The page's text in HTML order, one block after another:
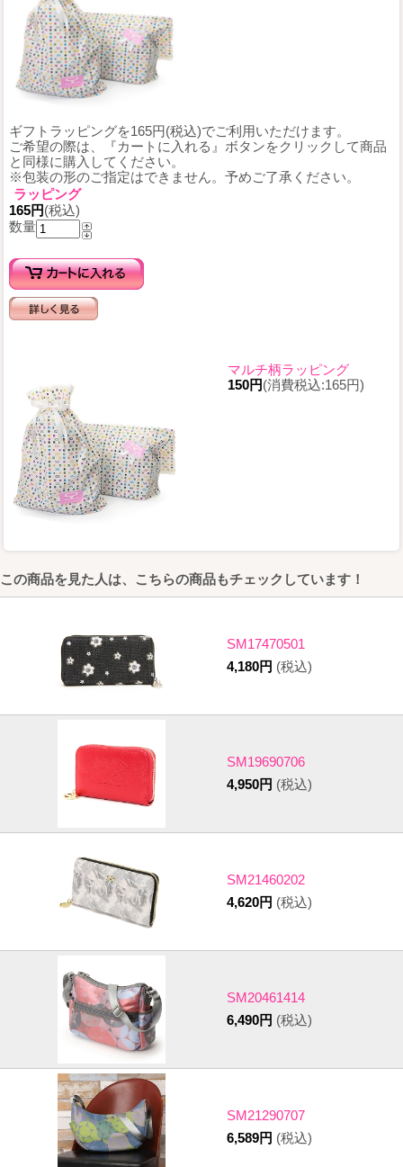
ギフトラッピングを165円(税込)でご利用いただけます。
ご希望の際は、『カートに入れる』ボタンをクリックして商品
と同様に購入してください。
※包装の形のご指定はできません。予めご了承ください。
ラッピング
165円(税込)
数量
マルチ柄ラッピング
150円(消費税込:165円)
この商品を見た人は、こちらの商品もチェックしています！
SM17470501
4,180円 (税込)
SM19690706
4,950円 (税込)
SM21460202
4,620円 (税込)
SM20461414
6,490円 (税込)
SM21290707
6,589円 (税込)